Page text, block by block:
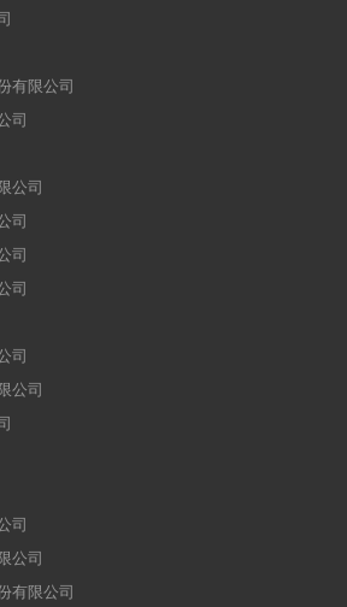
有限公司
司
公司
司
司
司
司
公司
司
公司
有限公司